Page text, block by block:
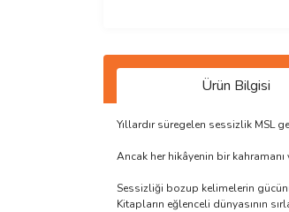
Ürün Bilgisi
Yıllardır süregelen sessizlik MSL
Ancak her hikâyenin bir
Sessizliği bozup kelimelerin
Kitapların eğlenceli dünyasının